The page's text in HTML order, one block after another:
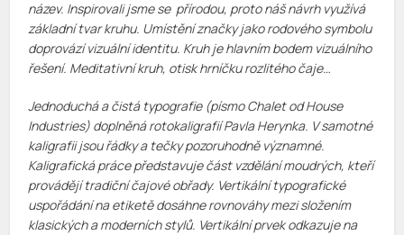
název. Inspirovali jsme se přírodou, proto náš návrh využívá
základní tvar kruhu. Umístění značky jako rodového symbolu
doprovází vizuální identitu. Kruh je hlavním bodem vizuálního
řešení. Meditativní kruh, otisk hrníčku rozlitého čaje…
Jednoduchá a čistá typografie (písmo Chalet od House
Industries) doplněná rotokaligrafií Pavla Herynka. V samotné
kaligrafii jsou řádky a tečky pozoruhodně významné.
Kaligrafická práce představuje část vzdělání moudrých, kteří
provádějí tradiční čajové obřady. Vertikální typografické
uspořádání na etiketě dosáhne rovnováhy mezi složením
klasických a moderních stylů. Vertikální prvek odkazuje na